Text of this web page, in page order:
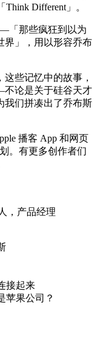
Different」。
「那些疯狂到以为
界」，用以形容乔布
些记忆中的故事，
论是关于硅谷天才
我们拼凑出了乔布斯
播客 App 和网页
。有更多创作者们
，产品经理
接起来
苹果公司？